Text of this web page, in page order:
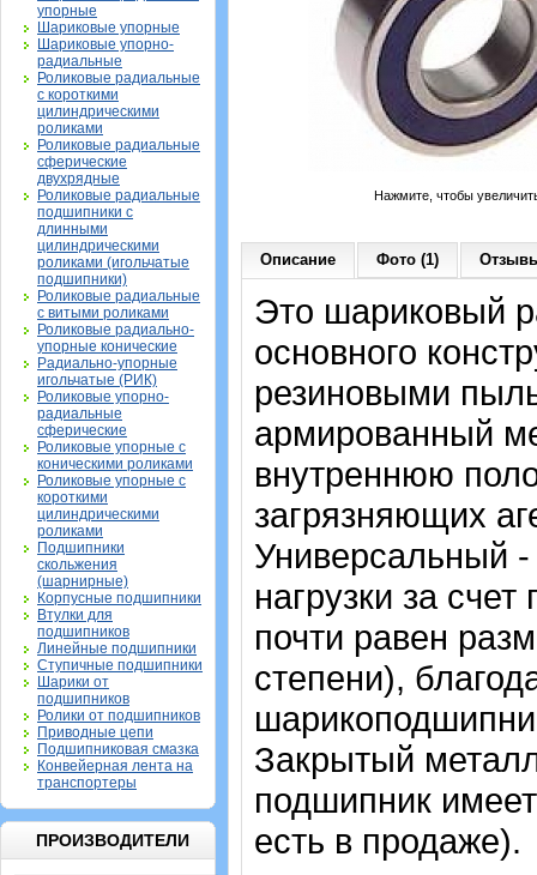
упорные
Шариковые упорные
Шариковые упорно-
радиальные
Роликовые радиальные
с короткими
цилиндрическими
роликами
Роликовые радиальные
сферические
двухрядные
Роликовые радиальные
подшипники с
длинными
цилиндрическими
роликами (игольчатые
подшипники)
Роликовые радиальные
с витыми роликами
Роликовые радиально-
упорные конические
Радиально-упорные
игольчатые (РИК)
Роликовые упорно-
радиальные
сферические
Роликовые упорные с
коническими роликами
Роликовые упорные с
короткими
цилиндрическими
роликами
Подшипники
скольжения
(шарнирные)
Корпусные подшипники
Втулки для
подшипников
Линейные подшипники
Ступичные подшипники
Шарики от
подшипников
Ролики от подшипников
Приводные цепи
Подшипниковая смазка
Конвейерная лента на
транспортеры
ПРОИЗВОДИТЕЛИ
Нажмите, чтобы
Описание Фото (1)
Это шариковый
основного
резиновыми
армированный
внутреннюю
загрязняющих
Универсальный
нагрузки за
почти равен
степени),
Закрытый
подшипник
есть в продаже).